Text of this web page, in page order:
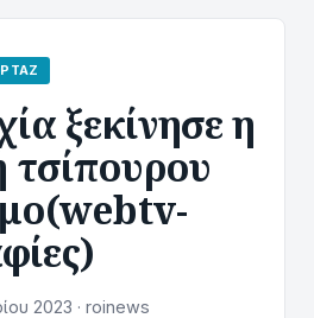
ξεκίνησε η
τσίπουρου
2023 · roinews